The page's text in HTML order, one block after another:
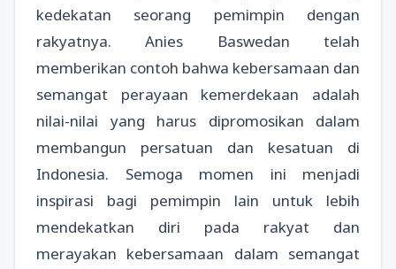
kedekatan seorang pemimpin dengan
rakyatnya. Anies Baswedan telah
memberikan contoh bahwa kebersamaan dan
semangat perayaan kemerdekaan adalah
nilai-nilai yang harus dipromosikan dalam
membangun persatuan dan kesatuan di
Indonesia. Semoga momen ini menjadi
inspirasi bagi pemimpin lain untuk lebih
mendekatkan diri pada rakyat dan
merayakan kebersamaan dalam semangat